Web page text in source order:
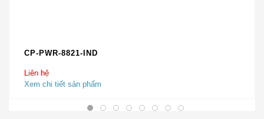
CP-PWR-8821-IND
Liên hệ
Xem chi tiết sản phẩm